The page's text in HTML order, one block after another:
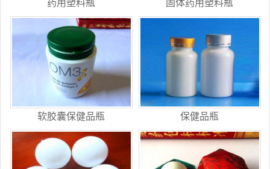
药用塑料瓶 固体药用塑料瓶
软胶囊保健品瓶 保健品瓶